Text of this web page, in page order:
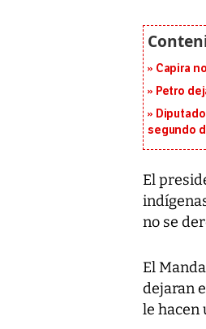
Capira
Petro
segundo
El
no se
El
dejaran
le hacen